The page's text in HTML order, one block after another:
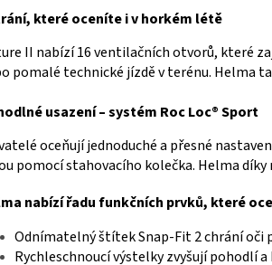
které oceníte i v horkém létě
II nabízí 16 ventilačních otvorů, které
pomalé technické jízdě v terénu. Helma
usazení – systém Roc Loc® Sport
oceňují jednoduché a přesné
pomocí stahovacího kolečka. Helma
nabízí řadu funkčních prvků, které
Odnímatelný štítek Snap‑Fit 2 chrání oči
Rychleschnoucí výstelky zvyšují pohodlí a